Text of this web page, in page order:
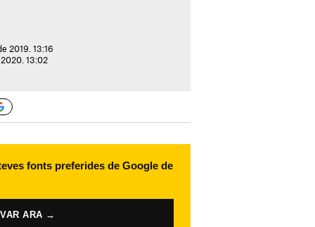
2019. 13:16
13:02
fonts preferides de Google de
ARA →